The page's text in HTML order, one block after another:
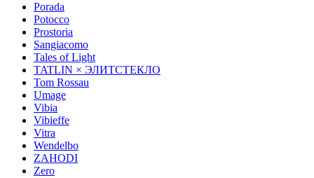
Porada
Potocco
Prostoria
Sangiacomo
Tales of Light
TATLIN × ЭЛИТСТЕКЛО
Tom Rossau
Umage
Vibia
Vibieffe
Vitra
Wendelbo
ZAHODI
Zero